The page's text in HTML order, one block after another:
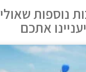
נוספות שאולי
יעניינו אתכם